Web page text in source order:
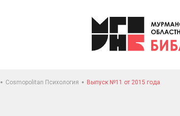
Cosmopolitan Психология Выпуск №11 от 2015 года